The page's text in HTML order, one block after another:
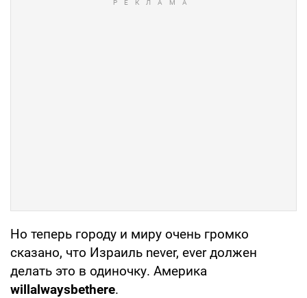
Но теперь городу и миру очень громко
сказано, что Израиль never, ever должен
делать это в одиночку. Америка
willalwaysbethere.